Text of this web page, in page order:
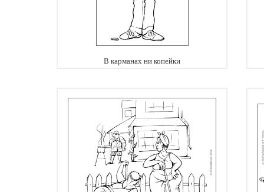
В карманах ни копейки